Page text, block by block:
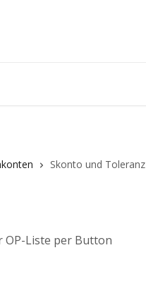
Skonto und Toleranz
OP-Liste per Button